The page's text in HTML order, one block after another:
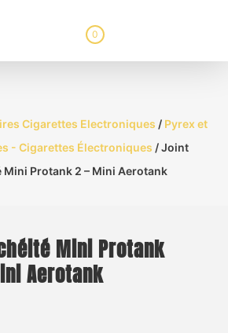
0
Cigarettes Electroniques / Pyrex et
- Cigarettes Électroniques / Joint
Mini Protank 2 – Mini Aerotank
Mini Protank
Aerotank